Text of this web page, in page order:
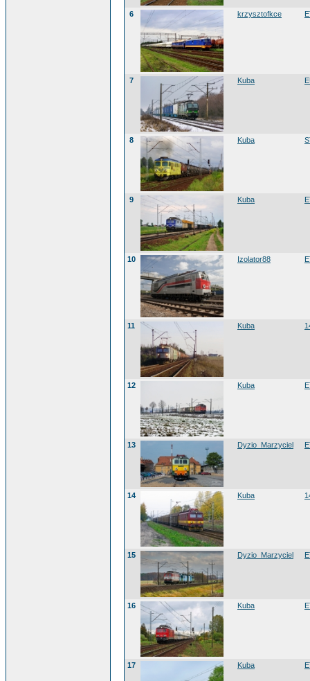
6 krzysztofkce
7 Kuba
8 Kuba
9 Kuba
10 Izolator88
11 Kuba
12 Kuba
13 Dyzio_Marzyciel
14 Kuba
15 Dyzio_Marzyciel
16 Kuba
17 Kuba